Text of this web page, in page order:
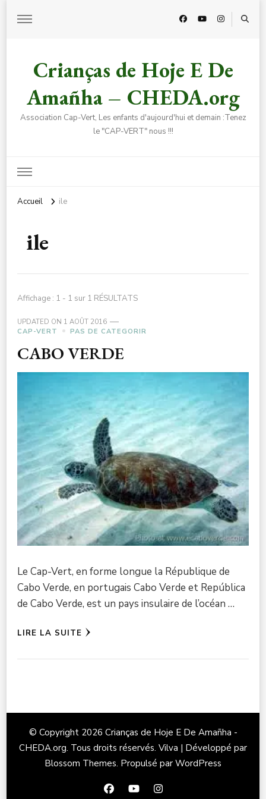
Crianças de Hoje E De
Amañha – CHEDA.org
Association Cap-Vert, Les enfants d'aujourd'hui et demain :Tenez
le "CAP-VERT" nous !!!
Accueil ile
ile
Affichage : 1 - 1 sur 1 RÉSULTATS
UPDATED ON 1 AOÛT 2016
CAP-VERT
PAS DE CATEGORIR
CABO VERDE
Le Cap-Vert, en forme longue la République de
Cabo Verde, en portugais Cabo Verde et República
de Cabo Verde, est un pays insulaire de l’océan …
LIRE LA SUITE
© Copyright 2026 Crianças de Hoje E De Amañha -
CHEDA.org. Tous droits réservés. Vilva | Développé par
Blossom Themes. Propulsé par WordPress